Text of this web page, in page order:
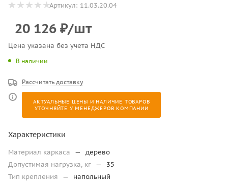
Артикул: 11.03.20.04
20 126 ₽/шт
Цена указана без учета НДС
В наличии
Рассчитать доставку
АКТУАЛЬНЫЕ ЦЕНЫ И НАЛИЧИЕ ТОВАРОВ
УТОЧНЯЙТЕ У МЕНЕДЖЕРОВ КОМПАНИИ
Характеристики
Материал каркаса —
дерево
Допустимая нагрузка, кг —
35
Тип крепления
—
напольный